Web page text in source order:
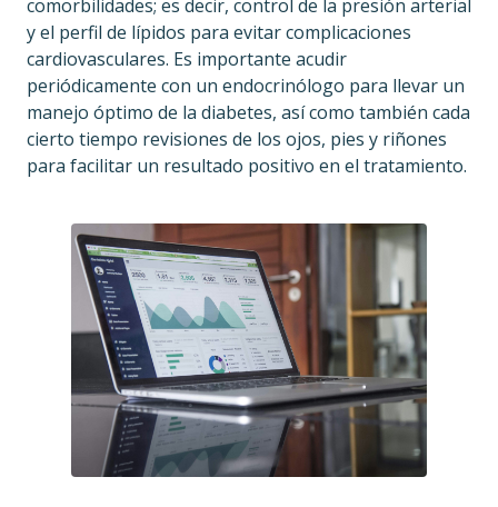
comorbilidades; es decir, control de la presión arterial
y el perfil de lípidos para evitar complicaciones
cardiovasculares. Es importante acudir
periódicamente con un endocrinólogo para llevar un
manejo óptimo de la diabetes, así como también cada
cierto tiempo revisiones de los ojos, pies y riñones
para facilitar un resultado positivo en el tratamiento.